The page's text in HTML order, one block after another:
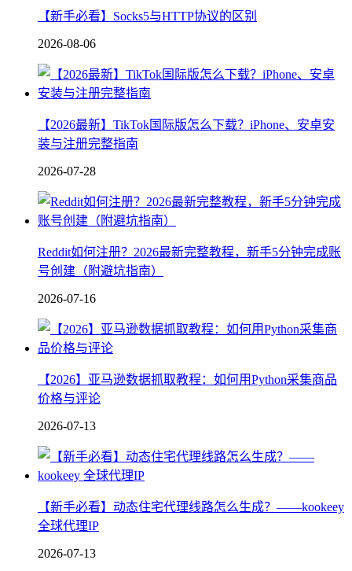
【新手必看】Socks5与HTTP协议的区别
2026-08-06
【2026最新】TikTok国际版怎么下载？iPhone、安卓安
装与注册完整指南
2026-07-28
Reddit如何注册？2026最新完整教程，新手5分钟完成账
号创建（附避坑指南）
2026-07-16
【2026】亚马逊数据抓取教程：如何用Python采集商品
价格与评论
2026-07-13
【新手必看】动态住宅代理线路怎么生成？——kookeey
全球代理IP
2026-07-13